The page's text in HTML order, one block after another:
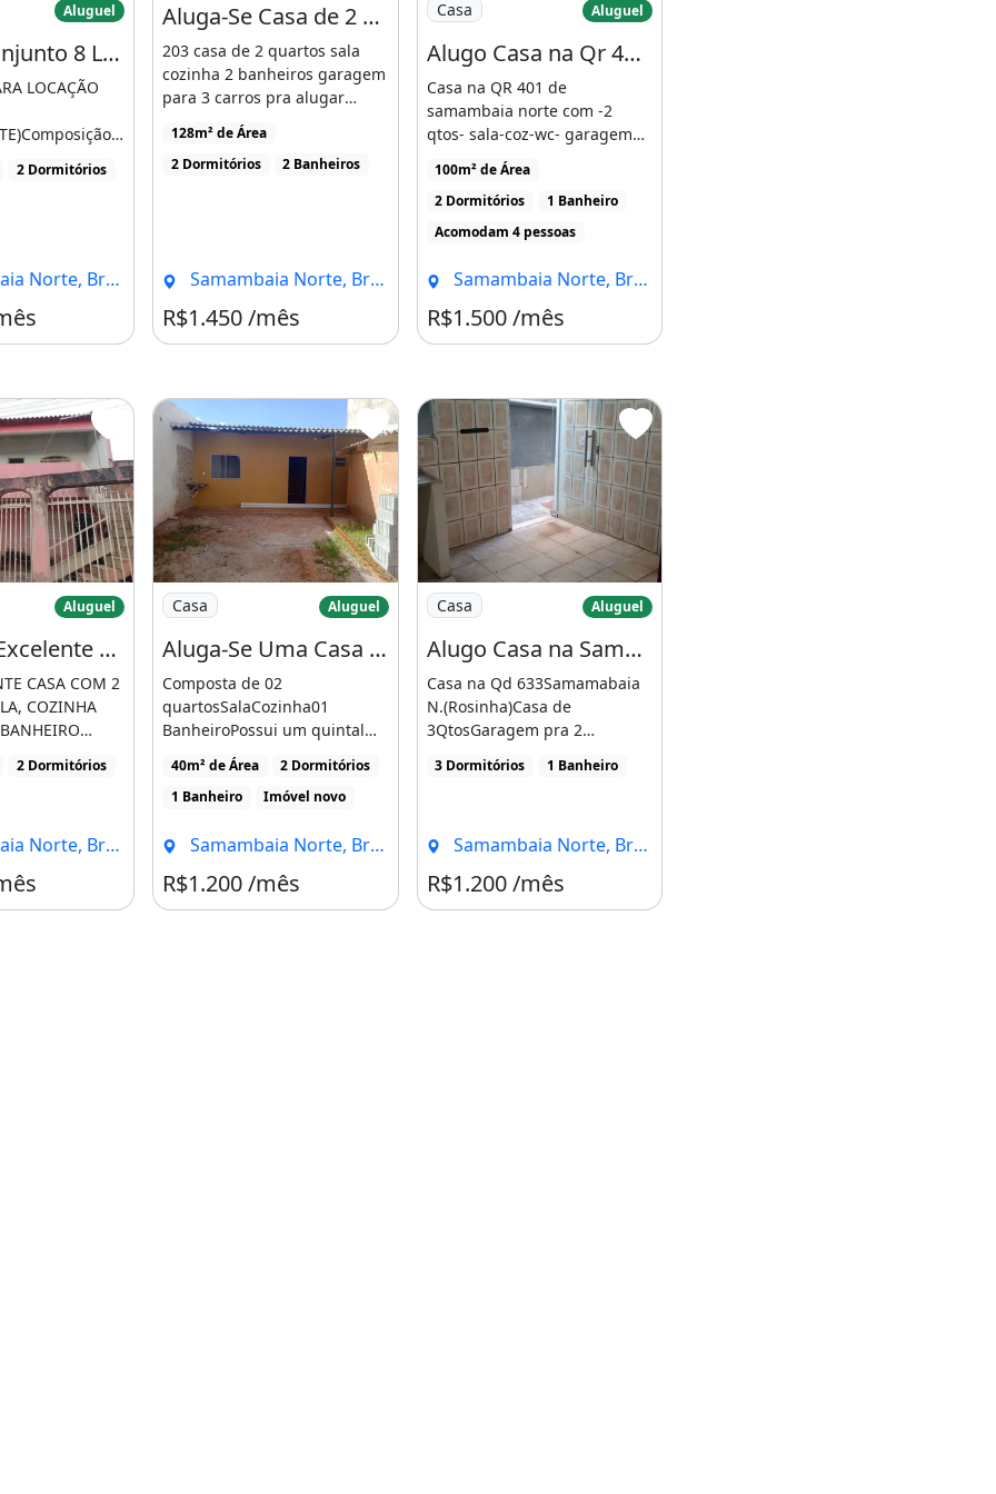
Aluguel
Qr 407 Conjunto 8 Lote 12
LOCAÇÃO
2 Dormitórios
Brasília - DF
Aluga-Se Casa de 2 Quartos Sala Cozinha 2 Banheiros Garagem para 3 Carros
203 casa de 2 quartos sala
cozinha 2 banheiros garagem
para 3 carros pra alugar
comprovar renda exige [...]
128m² de Área
2 Dormitórios
2 Banheiros
Samambaia Norte, Brasília - DF
R$1.450 /mês
Casa Aluguel
Alugo Casa na Qr 401 de Samambaia
Casa na QR 401 de
samambaia norte com -2
qtos- sala-coz-wc- garagem
pra 3 carrosNão é sozinha no
lote. [...]
100m² de Área
2 Dormitórios
1 Banheiro
Acomodam 4 pessoas
Samambaia Norte, Brasília - DF
R$1.500 /mês
Se Excelente Casa com 2 Quartos na
Aluguel
Aluga-Se Excelente Casa com 2 Quartos na Qr 409 Conj 6 de Samambaia Norte
CASA COM 2
COZINHA
[...]
2 Dormitórios
Brasília - DF
Imagem: Aluga-Se Uma Casa na Qr 203 Conjunto 03
Casa Aluguel
Aluga-Se Uma Casa na Qr 203 Conjunto 03 Samambaia Norte
Composta de 02
quartosSalaCozinha01
BanheiroPossui um quintal
grande na frenteCasa nunca
habitadaOBS [...]
40m² de Área
2 Dormitórios
1 Banheiro
Imóvel novo
Samambaia Norte, Brasília - DF
R$1.200 /mês
Imagem: Alugo Casa na Samambaia Norte Qd 633
Casa Aluguel
Alugo Casa na Samambaia Norte Qd 633
Casa na Qd 633Samamabaia
N.(Rosinha)Casa de
3QtosGaragem pra 2
luz individualAceito [...]
3 Dormitórios 1 Banheiro
Samambaia Norte, Brasília - DF
R$1.200 /mês